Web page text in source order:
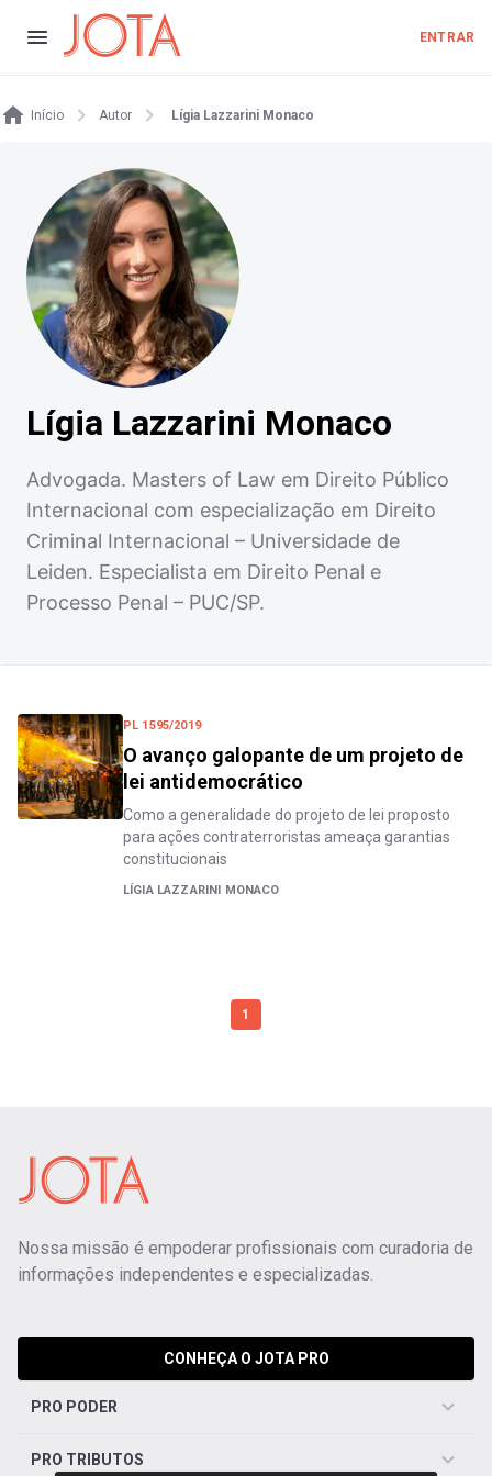
ENTRAR
Início Autor Lígia Lazzarini Monaco
Lígia Lazzarini Monaco
Advogada. Masters of Law em Direito Público
Internacional com especialização em Direito
Criminal Internacional – Universidade de
Leiden. Especialista em Direito Penal e
Processo Penal – PUC/SP.
PL 1595/2019
O avanço galopante de um projeto de
lei antidemocrático
Como a generalidade do projeto de lei proposto
para ações contraterroristas ameaça garantias
constitucionais
LÍGIA LAZZARINI MONACO
1
Nossa missão é empoderar profissionais com curadoria de
informações independentes e especializadas.
CONHEÇA O JOTA PRO
PRO PODER
PRO TRIBUTOS